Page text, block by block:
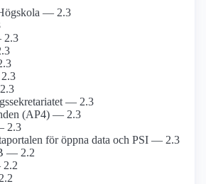
— 2.3
2.3
— 2.3
(AP4) — 2.3
2.3
för öppna data och PSI — 2.3
— 2.2